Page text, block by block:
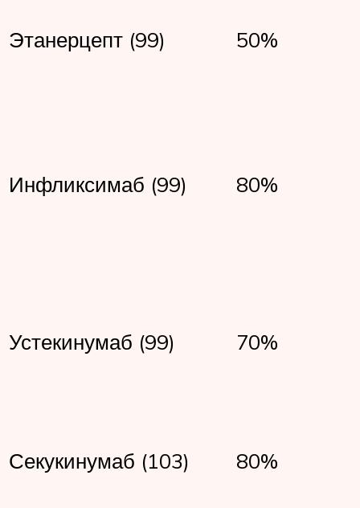
Этанерцепт (99) 50%
Инфликсимаб (99) 80%
Устекинумаб (99) 70%
Секукинумаб (103) 80%